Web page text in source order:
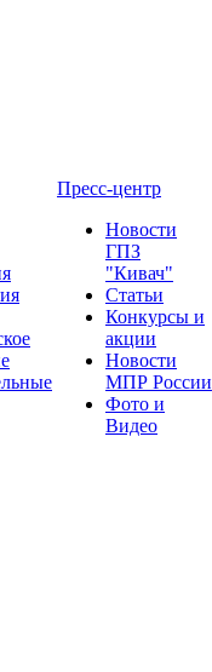
Пресс-центр
Новости
ГПЗ
"Кивач"
Статьи
Конкурсы и
акции
Новости
МПР России
Фото и
Видео